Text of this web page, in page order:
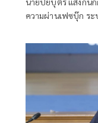
ความผ่านเฟซบุ๊ก ร